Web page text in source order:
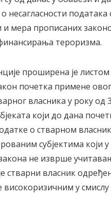
података
прописаних
тероризма.
проширена је листом
почетка примене
власника у року од
који до дана
о стварном
субјектима који
не изврше
стварни власник
високоризичним у